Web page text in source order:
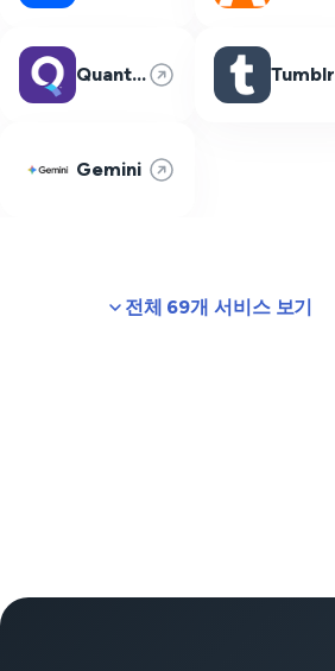
Quantum Fiber Tumblr
Gemini
전체 69개 서비스 보기